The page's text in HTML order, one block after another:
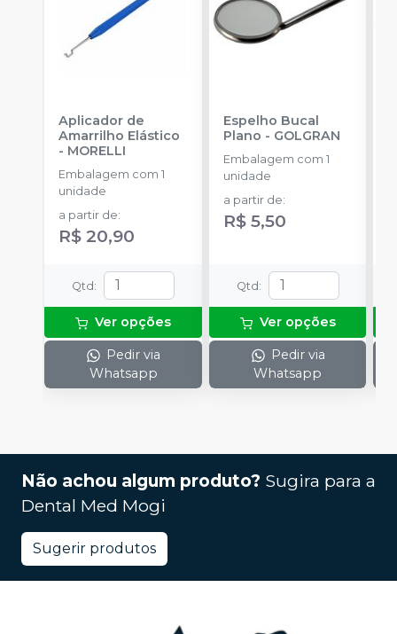
Aplicador de
Amarrilho Elástico
- MORELLI
Embalagem com 1
unidade
a partir de:
R$ 20,90
Qtd :
Ver opções
Pedir via
Whatsapp
Espelho Bucal
Plano - GOLGRAN
Embalagem com 1
unidade
a partir de:
R$ 5,50
Qtd :
Ver opções
Pedir via
Whatsapp
Não achou algum produto? Sugira para a
Dental Med Mogi
Sugerir produtos